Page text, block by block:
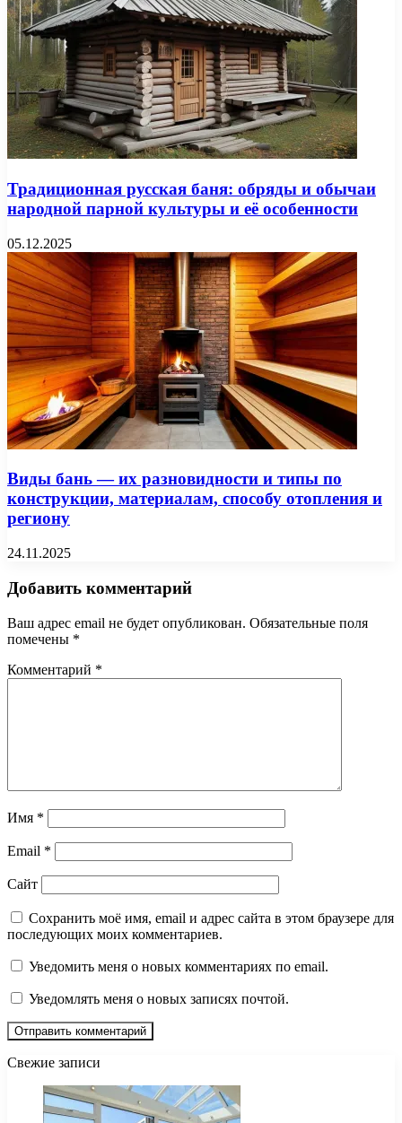
Традиционная русская баня: обряды и обычаи
народной парной культуры и её особенности
05.12.2025
Виды бань — их разновидности и типы по
конструкции, материалам, способу отопления и
региону
24.11.2025
Добавить комментарий
Ваш адрес email не будет опубликован. Обязательные поля
помечены *
Комментарий *
Имя *
Email *
Сайт
Сохранить моё имя, email и адрес сайта в этом браузере для
последующих моих комментариев.
Уведомить меня о новых комментариях по email.
Уведомлять меня о новых записях почтой.
Свежие записи